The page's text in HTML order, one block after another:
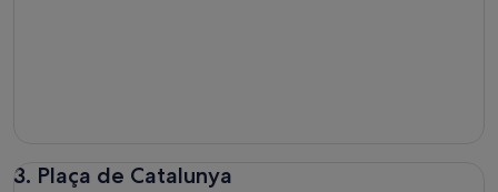
3. Plaça de Catalunya